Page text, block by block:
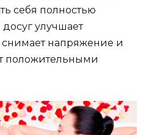
себя полностью
улучшает
напряжение и
положительными